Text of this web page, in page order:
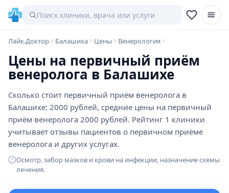
Лайк.Доктор Балашиха Цены Венерология
Цены на первичный приём
венеролога в Балашихе
Сколько стоит первичный приём венеролога в
Балашихе: 2000 рублей, средние цены на первичный
приём венеролога 2000 рублей. Рейтинг 1 клиники
учитывает отзывы пациентов о первичном приёме
венеролога и других услугах.
Осмотр, забор мазков и крови на инфекции, назначение схемы
лечения.